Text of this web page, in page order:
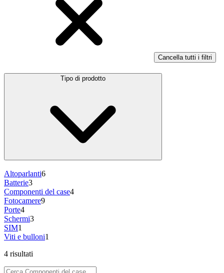
Cancella tutti i filtri
Tipo di prodotto
Altoparlanti6
Batterie3
Componenti del case4
Fotocamere9
Porte4
Schermi3
SIM1
Viti e bulloni1
4 risultati